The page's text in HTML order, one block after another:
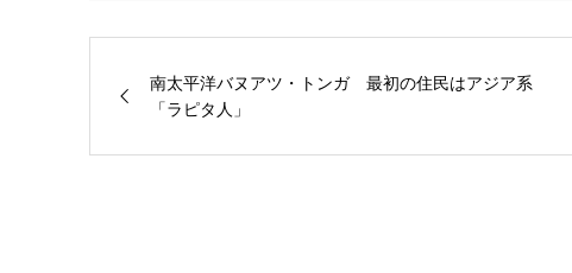
南太平洋バヌアツ・トンガ 最初の住民はアジア系
「ラピタ人」